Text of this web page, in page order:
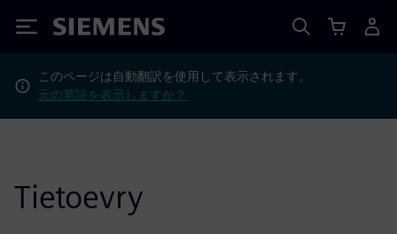
Siemens
このページは自動翻訳を使用して表示されます。
元の英語を表示しますか？
Tietoevry